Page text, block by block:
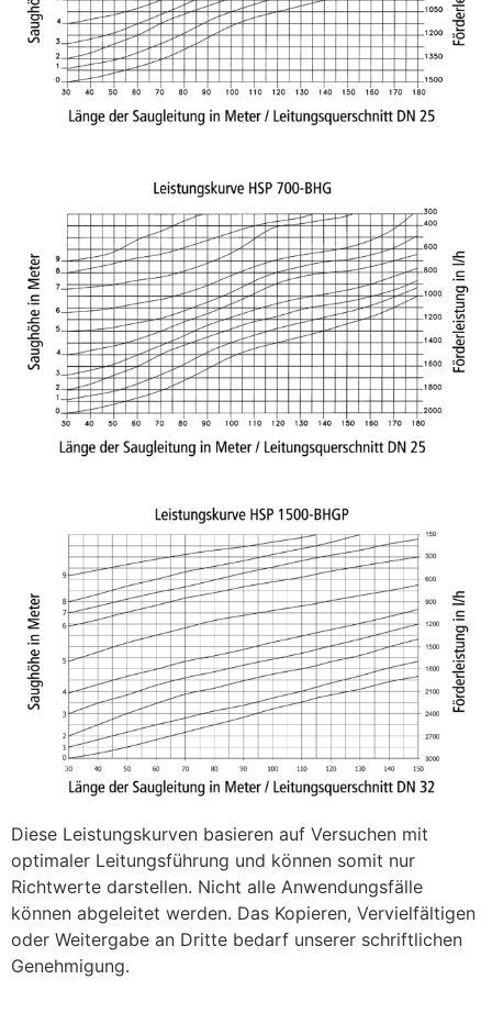
Diese Leistungskurven basieren auf Versuchen mit
optimaler Leitungsführung und können somit nur
Richtwerte darstellen. Nicht alle Anwendungsfälle
können abgeleitet werden. Das Kopieren, Vervielfältigen
oder Weitergabe an Dritte bedarf unserer schriftlichen
Genehmigung.